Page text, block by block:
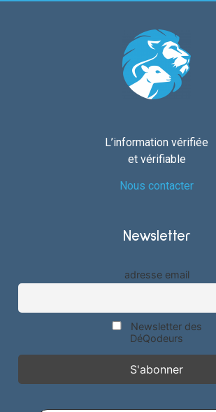
L’information vérifiée
et vérifiable
Nous contacter
Newsletter
adresse email
Newsletter des
DéQodeurs